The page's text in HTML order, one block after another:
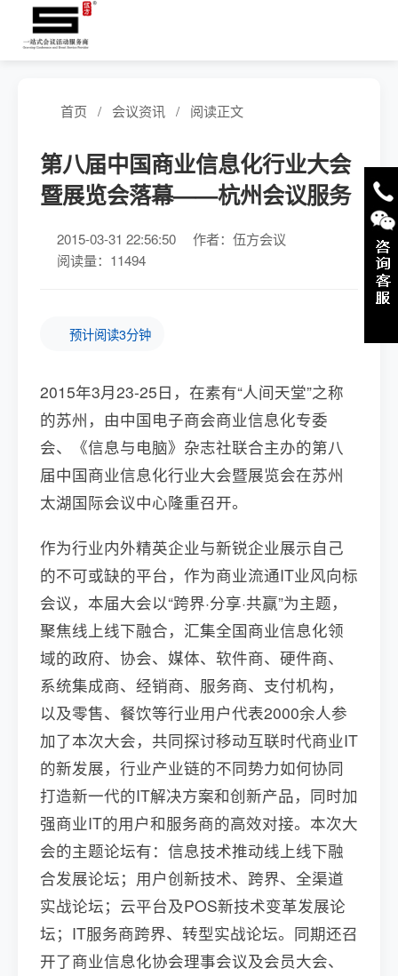
首页 / 会议资讯 / 阅读正文
第八届中国商业信息化行业大会
暨展览会落幕——杭州会议服务
2015-03-31 22:56:50
作者：伍方会议
阅读量：11494
预计阅读3分钟
2015年3月23-25日，在素有“人间天堂”之称
的苏州，由中国电子商会商业信息化专委
会、《信息与电脑》杂志社联合主办的第八
届中国商业信息化行业大会暨展览会在苏州
太湖国际会议中心隆重召开。
作为行业内外精英企业与新锐企业展示自己
的不可或缺的平台，作为商业流通IT业风向标
会议，本届大会以“跨界·分享·共赢”为主题，
聚焦线上线下融合，汇集全国商业信息化领
域的政府、协会、媒体、软件商、硬件商、
系统集成商、经销商、服务商、支付机构，
以及零售、餐饮等行业用户代表2000余人参
加了本次大会，共同探讨移动互联时代商业IT
的新发展，行业产业链的不同势力如何协同
打造新一代的IT解决方案和创新产品，同时加
强商业IT的用户和服务商的高效对接。本次大
会的主题论坛有：信息技术推动线上线下融
合发展论坛；用户创新技术、跨界、全渠道
实战论坛；云平台及POS新技术变革发展论
坛；IT服务商跨界、转型实战论坛。同期还召
开了商业信息化协会理事会议及会员大会、